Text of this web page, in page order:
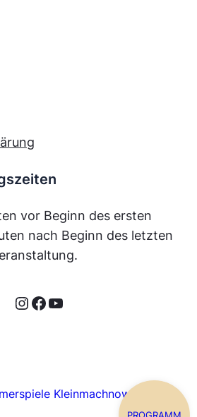
vor Beginn des ersten
nach Beginn des letzten
Instagram Facebook YouTube
Kleinmachnow